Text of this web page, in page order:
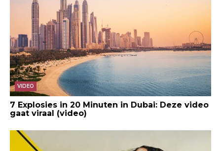
VIDEO
7 Explosies in 20 Minuten in Dubai: Deze video
gaat viraal (video)